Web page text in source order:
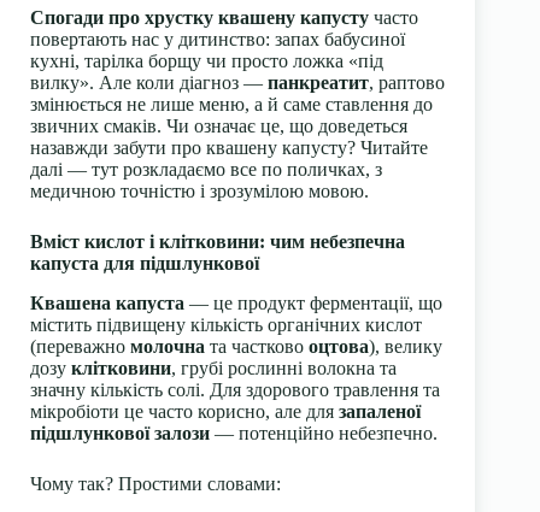
Спогади про хрустку квашену капусту часто
повертають нас у дитинство: запах бабусиної
кухні, тарілка борщу чи просто ложка «під
вилку». Але коли діагноз — панкреатит, раптово
змінюється не лише меню, а й саме ставлення до
звичних смаків. Чи означає це, що доведеться
назавжди забути про квашену капусту? Читайте
далі — тут розкладаємо все по поличках, з
медичною точністю і зрозумілою мовою.
Вміст кислот і клітковини: чим небезпечна
капуста для підшлункової
Квашена капуста — це продукт ферментації, що
містить підвищену кількість органічних кислот
(переважно молочна та частково оцтова), велику
дозу клітковини, грубі рослинні волокна та
значну кількість солі. Для здорового травлення та
мікробіоти це часто корисно, але для запаленої
підшлункової залози — потенційно небезпечно.
Чому так? Простими словами: